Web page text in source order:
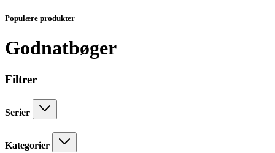
Populære produkter
Godnatbøger
Filtrer
Serier
Kategorier